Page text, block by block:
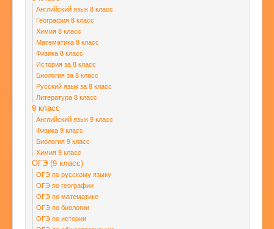
Английский язык 8 класс
География 8 класс
Химия 8 класс
Математика 8 класс
Физика 8 класс
История за 8 класс
Биология за 8 класс
Русский язык за 8 класс
Литература 8 класс
9 класс
Английский язык 9 класс
Физика 9 класс
Биология 9 класс
Химия 9 класс
ОГЭ (9 класс)
ОГЭ по русскому языку
ОГЭ по географии
ОГЭ по математике
ОГЭ по биологии
ОГЭ по истории